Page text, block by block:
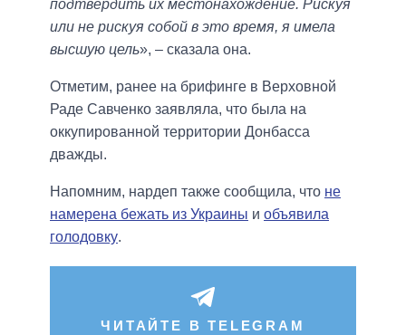
подтвердить их местонахождение. Рискуя
или не рискуя собой в это время, я имела
высшую цель», – сказала она.
Отметим, ранее на брифинге в Верховной
Раде Савченко заявляла, что была на
оккупированной территории Донбасса
дважды.
Напомним, нардеп также сообщила, что не
намерена бежать из Украины и объявила
голодовку.
ЧИТАЙТЕ В TELEGRAM